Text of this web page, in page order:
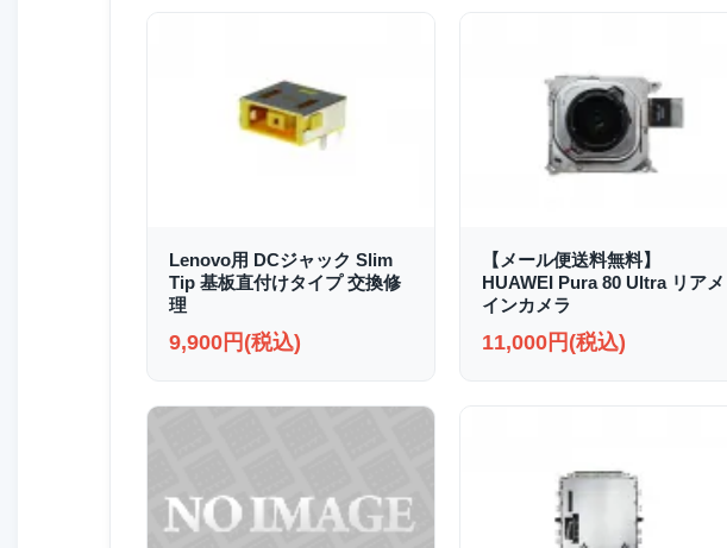
Lenovo用 DCジャック Slim
Tip 基板直付けタイプ 交換修
理
9,900円(税込)
【メール便送料無料】
HUAWEI Pura 80 Ultra リアメ
インカメラ
11,000円(税込)